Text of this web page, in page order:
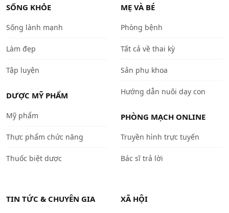
SỐNG KHỎE
Sống lành mạnh
Làm đẹp
Tập luyện
DƯỢC MỸ PHẨM
Mỹ phẩm
Thực phẩm chức năng
Thuốc biệt dược
MẸ VÀ BÉ
Phòng bệnh
Tất cả về thai kỳ
Sản phụ khoa
Hướng dẫn nuôi dạy con
PHÒNG MẠCH ONLINE
Truyền hình trực tuyến
Bác sĩ trả lời
TIN TỨC & CHUYÊN GIA XÃ HỘI